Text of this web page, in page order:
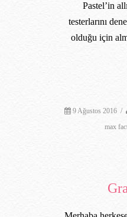
Pastel’in
testerlarını
olduğu için
9 Ağustos 2016 /
max